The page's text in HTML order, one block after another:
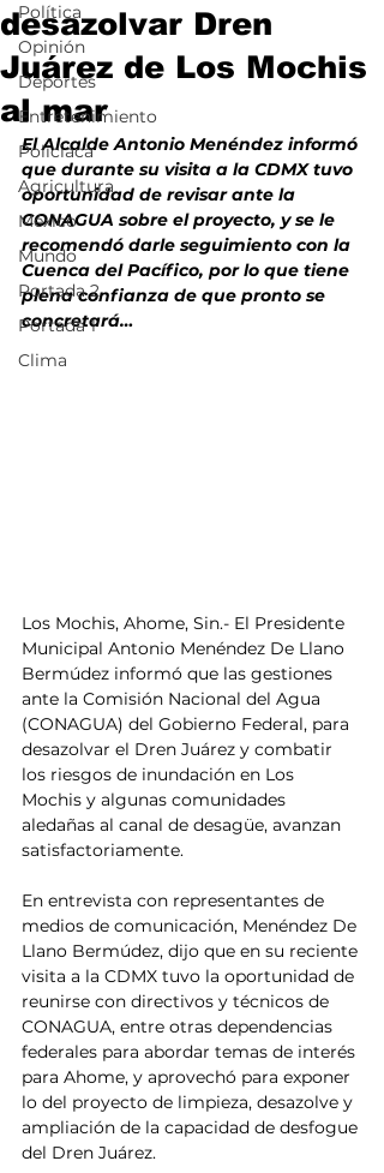
Política
Opinión
Deportes
Entretenimiento
Policiaca
Agricultura
México
Mundo
Portada 2
Portada 1
Clima
desazolvar Dren
Juárez de Los Mochis
al mar
El Alcalde Antonio Menéndez informó
que durante su visita a la CDMX tuvo
oportunidad de revisar ante la
CONAGUA sobre el proyecto, y se le
recomendó darle seguimiento con la
Cuenca del Pacífico, por lo que tiene
plena confianza de que pronto se
concretará…
Los Mochis, Ahome, Sin.- El Presidente
Municipal Antonio Menéndez De Llano
Bermúdez informó que las gestiones
ante la Comisión Nacional del Agua
(CONAGUA) del Gobierno Federal, para
desazolvar el Dren Juárez y combatir
los riesgos de inundación en Los
Mochis y algunas comunidades
aledañas al canal de desagüe, avanzan
satisfactoriamente.
En entrevista con representantes de
medios de comunicación, Menéndez De
Llano Bermúdez, dijo que en su reciente
visita a la CDMX tuvo la oportunidad de
reunirse con directivos y técnicos de
CONAGUA, entre otras dependencias
federales para abordar temas de interés
para Ahome, y aprovechó para exponer
lo del proyecto de limpieza, desazolve y
ampliación de la capacidad de desfogue
del Dren Juárez.